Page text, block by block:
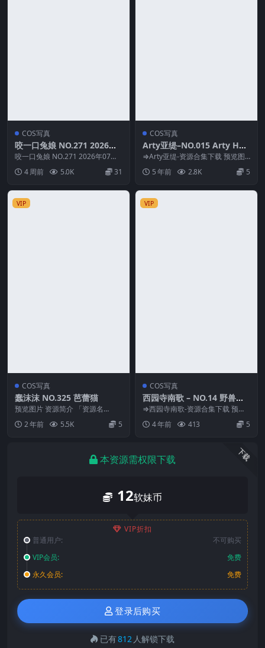
COS写真
咬一口兔娘 NO.271 2026年0
7月作品『崩坏：星穹铁道-阿
格莱雅』
咬一口兔娘 NO.271 2026年07月
作品『崩坏：星穹铁道-阿格莱
雅』 资源...
4 周前 5.0K 31
COS写真
Arty亚缇–NO.015 Arty Hua
ng – Ereshkigal bunny sui
t ver. (Fate Grand Order)[2
1P-55MB]
⇒Arty亚缇-资源合集下载 预览图
片 资源简介 「资源名称」：Arty
亚缇–N...
5 年前 2.8K 5
VIP
COS写真
蠢沫沫 NO.325 芭蕾猫
预览图片 资源简介 「资源名
称」：蠢沫沫 NO.325 芭蕾猫 [88
P-895...
2 年前 5.5K 5
VIP
COS写真
西园寺南歌 – NO.14 野兽尼
禄[27P-136MB]
⇒西园寺南歌-资源合集下载 预览
图片 资源简介 「资源名称」：西
园寺南歌 – N...
4 年前 413 5
下载
本资源需权限下载
12软妹币
VIP折扣
普通用户:
不可购买
VIP会员:
免费
永久会员:
免费
登录后购买
已有812 人解锁下载